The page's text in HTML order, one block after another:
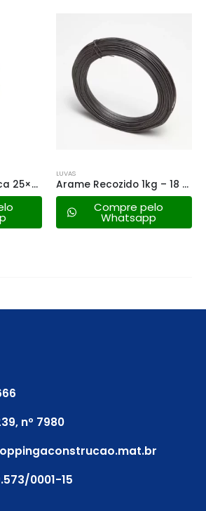
Luva Soldável Rosca 25×3/4”
LUVAS
Arame Recozido 1kg – 18 Bwg
Compre pelo
Whatsapp
nº 7980
0001-15